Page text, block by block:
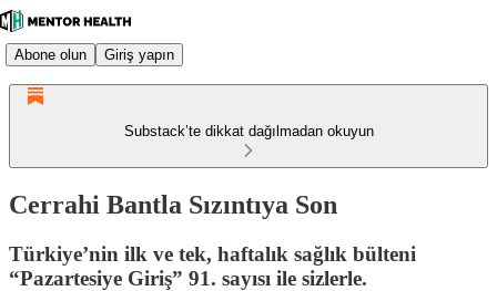
Abone olun Giriş yapın
Substack’te dikkat dağılmadan okuyun
Cerrahi Bantla Sızıntıya Son
Türkiye’nin ilk ve tek, haftalık sağlık bülteni
“Pazartesiye Giriş” 91. sayısı ile sizlerle.